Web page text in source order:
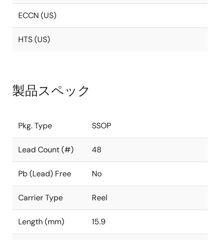
ECCN (US)
HTS (US)
製品スペック
Pkg. Type SSOP
Lead Count (#) 48
Pb (Lead) Free No
Carrier Type Reel
Length (mm) 15.9